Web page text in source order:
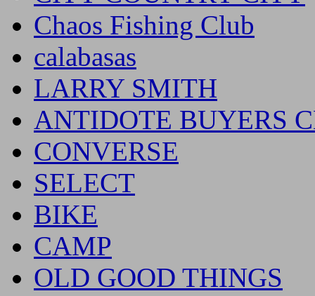
Chaos Fishing Club
calabasas
LARRY SMITH
ANTIDOTE BUYERS
CONVERSE
SELECT
BIKE
CAMP
OLD GOOD THINGS